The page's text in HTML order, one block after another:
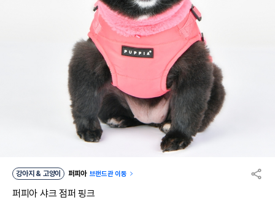
강아지 & 고양이 퍼피아 브랜드관 이동
퍼피아 샤크 점퍼 핑크